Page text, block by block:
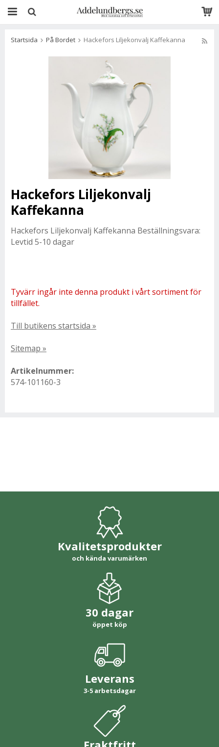
Startsida På Bordet Hackefors Liljekonvalj Kaffekanna
Hackefors Liljekonvalj
Kaffekanna
Hackefors Liljekonvalj Kaffekanna Beställningsvara:
Levtid 5-10 dagar
Tyvärr ingår inte denna produkt i vårt sortiment för
tillfället.
Till butikens startsida »
Sitemap »
Artikelnummer:
574-101160-3
Kvalitetsprodukter
och kända varumärken
30 dagar
öppet köp
Leverans
3-5 arbetsdagar